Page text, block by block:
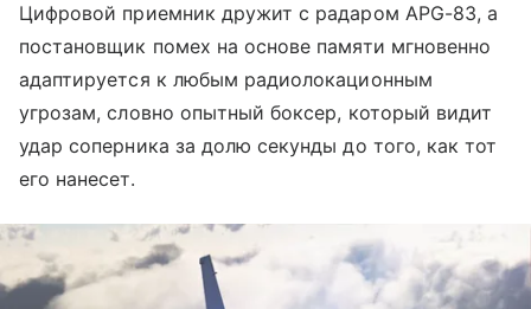
Цифровой приемник дружит с радаром APG-83, а
постановщик помех на основе памяти мгновенно
адаптируется к любым радиолокационным
угрозам, словно опытный боксер, который видит
удар соперника за долю секунды до того, как тот
его нанесет.